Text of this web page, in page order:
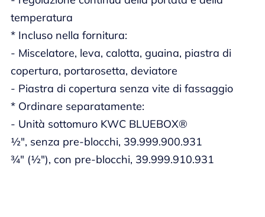
temperatura
* Incluso nella fornitura:
- Miscelatore, leva, calotta, guaina, piastra di
copertura, portarosetta, deviatore
- Piastra di copertura senza vite di fassaggio
* Ordinare separatamente:
- Unità sottomuro KWC BLUEBOX®
½", senza pre-blocchi, 39.999.900.931
¾" (½"), con pre-blocchi, 39.999.910.931